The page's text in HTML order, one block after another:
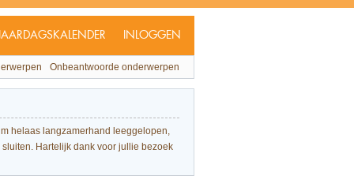
INLOGGEN
Onbeantwoorde onderwerpen
helaas langzamerhand leeggelopen,
Hartelijk dank voor jullie bezoek